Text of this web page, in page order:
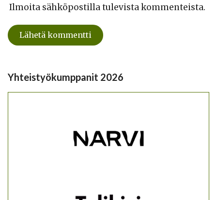
Ilmoita sähköpostilla tulevista kommenteista.
Yhteistyökumppanit 2026